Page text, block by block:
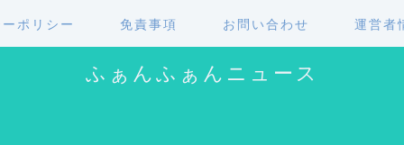
ポリシー 免責事項 お問い合わせ 運営者
ふぁんふぁんニュース